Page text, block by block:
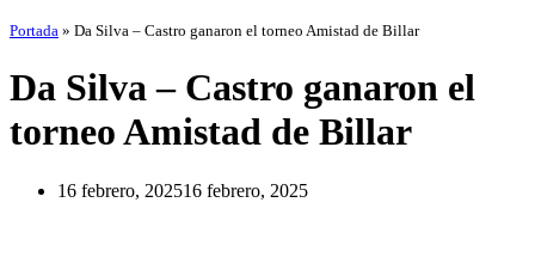
Portada » Da Silva – Castro ganaron el torneo Amistad de Billar
Da Silva – Castro ganaron el
torneo Amistad de Billar
16 febrero, 202516 febrero, 2025